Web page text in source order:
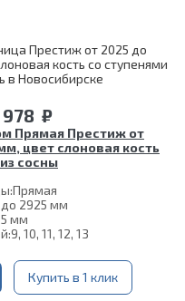
металлокаркас):25 лет
978 ₽
Прямая Престиж от
цвет слоновая кость
сосны
Прямая
2925 мм
мм
9, 10, 11, 12, 13
40 мм
кость
Купить в 1 клик